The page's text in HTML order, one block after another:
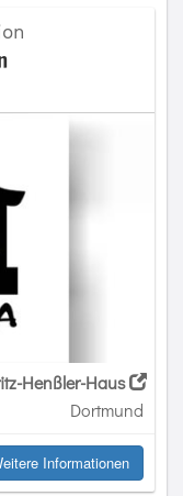
Henßler-Haus
Dortmund
Informationen